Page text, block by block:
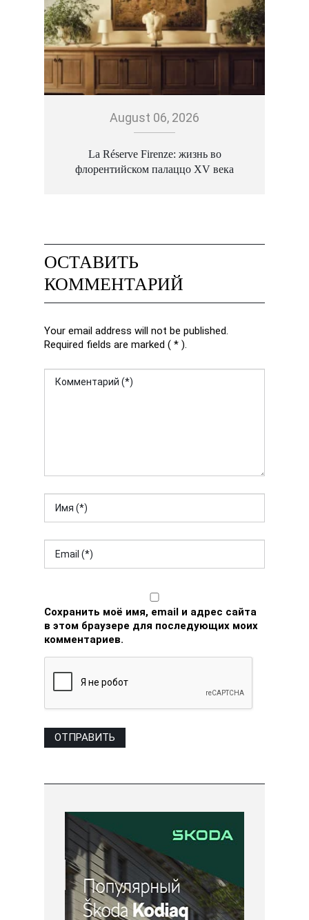
August 06, 2026
La Réserve Firenze: жизнь во
флорентийском палаццо XV века
ОСТАВИТЬ
КОММЕНТАРИЙ
Your email address will not be published.
Required fields are marked ( * ).
Сохранить моё имя, email и адрес сайта
в этом браузере для последующих моих
комментариев.